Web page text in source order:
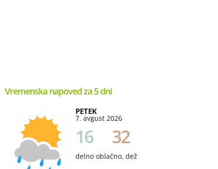
Vremenska napoved za 5 dni
PETEK
7. avgust 2026
16 32
delno oblačno, dež